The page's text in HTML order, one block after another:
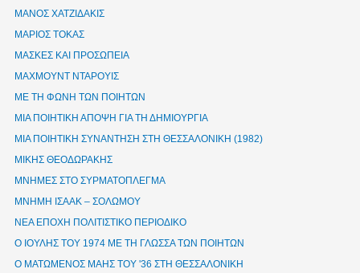
ΜΑΝΟΣ ΧΑΤΖΙΔΑΚΙΣ
ΜΑΡΙΟΣ ΤΟΚΑΣ
ΜΑΣΚΕΣ ΚΑΙ ΠΡΟΣΩΠΕΙΑ
ΜΑΧΜΟΥΝΤ ΝΤΑΡΟΥΙΣ
ΜΕ ΤΗ ΦΩΝΗ ΤΩΝ ΠΟΙΗΤΩΝ
ΜΙΑ ΠΟΙΗΤΙΚΗ ΑΠΟΨΗ ΓΙΑ ΤΗ ΔΗΜΙΟΥΡΓΙΑ
ΜΙΑ ΠΟΙΗΤΙΚΗ ΣΥΝΑΝΤΗΣΗ ΣΤΗ ΘΕΣΣΑΛΟΝΙΚΗ (1982)
ΜΙΚΗΣ ΘΕΟΔΩΡΑΚΗΣ
ΜΝΗΜΕΣ ΣΤΟ ΣΥΡΜΑΤΟΠΛΕΓΜΑ
ΜΝΗΜΗ ΙΣΑΑΚ – ΣΟΛΩΜΟΥ
ΝΕΑ ΕΠΟΧΗ ΠΟΛΙΤΙΣΤΙΚΟ ΠΕΡΙΟΔΙΚΟ
Ο ΙΟΥΛΗΣ ΤΟΥ 1974 ΜΕ ΤΗ ΓΛΩΣΣΑ ΤΩΝ ΠΟΙΗΤΩΝ
Ο ΜΑΤΩΜΕΝΟΣ ΜΑΗΣ ΤΟΥ '36 ΣΤΗ ΘΕΣΣΑΛΟΝΙΚΗ